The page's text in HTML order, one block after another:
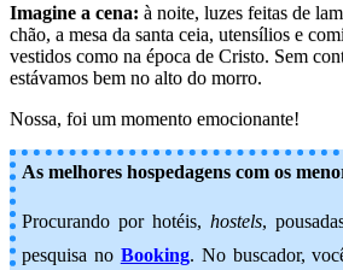
Imagine a cena: à noite, luzes feitas de
chão, a mesa da santa ceia, utensílios e
vestidos como na época de Cristo. Sem
estávamos bem no alto do morro.
Nossa, foi um momento emocionante!
As melhores hospedagens com os
Procurando por hotéis, hostels,
pesquisa no Booking. No buscador,